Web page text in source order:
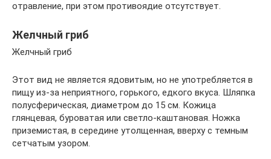
отравление, при этом противоядие отсутствует.
Желчный гриб
Желчный гриб
Этот вид не является ядовитым, но не употребляется в
пищу из-за неприятного, горького, едкого вкуса. Шляпка
полусферическая, диаметром до 15 см. Кожица
глянцевая, буроватая или светло-каштановая. Ножка
приземистая, в середине утолщенная, вверху с темным
сетчатым узором.